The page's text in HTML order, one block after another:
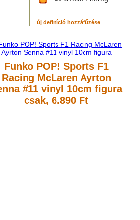
új definíció hozzáfűzése
Funko POP! Sports F1
Racing McLaren Ayrton
#11 vinyl 10cm figura
csak, 6.890 Ft